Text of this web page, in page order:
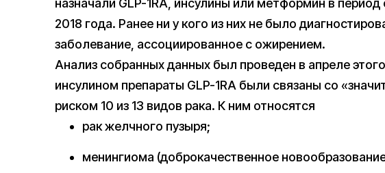
назначали GLP-1RA, инсулины или метформин в
2018 года. Ранее ни у кого из них не было
заболевание, ассоциированное с ожирением.
Анализ собранных данных был проведен в апреле
инсулином препараты GLP-1RA были связаны со
риском 10 из 13 видов рака. К ним относятся
рак желчного пузыря;
менингиома (доброкачественное